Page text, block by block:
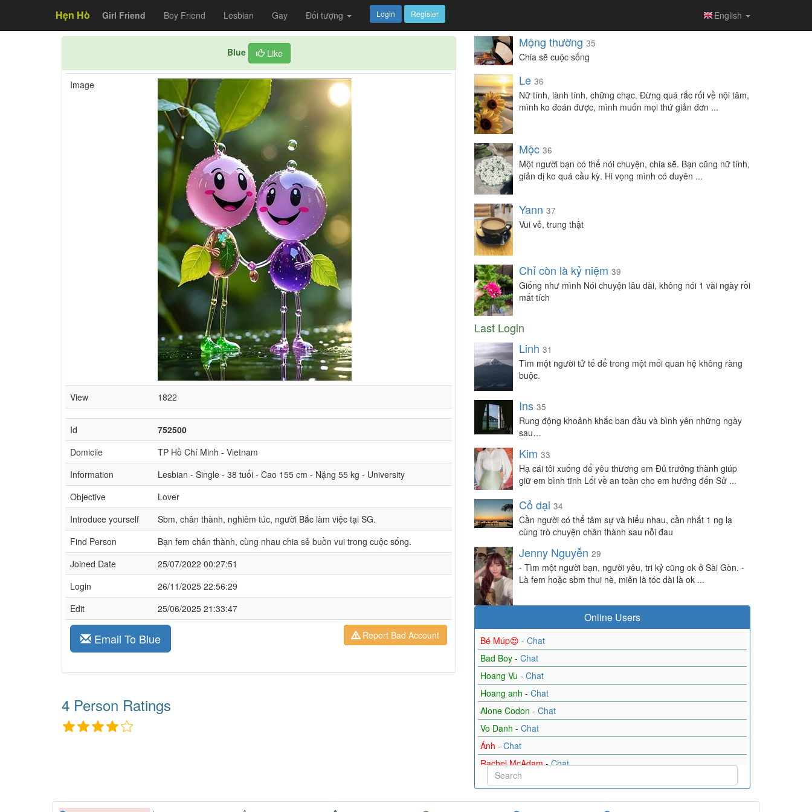
Hẹn Hò Girl Friend Boy Friend Lesbian Gay Đối tượng Login Register English
Blue Like
Image
View 1822
Id
752500
Domicile
TP Hồ Chí Minh - Vietnam
Information
Lesbian - Single - 38 tuổi - Cao 155 cm - Nặng 55 kg - University
Objective
Lover
Introduce yourself
Sbm, chân thành, nghiêm túc, người Bắc làm việc tại SG.
Find Person
Bạn fem chân thành, cùng nhau chia sẻ buồn vui trong cuộc sống.
Joined Date
25/07/2022 00:27:51
Login
26/11/2025 22:56:29
Edit
25/06/2025 21:33:47
Email To Blue Report Bad Account
4 Person Ratings
Mộng thường 35
Chia sẽ cuộc sống
Le 36
Nữ tính, lành tính, chững chạc. Đừng quá rắc rối về nội tâm,
mình ko đoán được, mình muốn mọi thứ giản đơn ...
Mộc 36
Một người bạn có thể nói chuyện, chia sẽ. Bạn cũng nữ tính,
giản dị ko quá cầu kỳ. Hi vọng mình có duyên ...
Yann 37
Vui vẻ, trung thật
Chỉ còn là kỷ niệm 39
Giống như mình Nói chuyện lâu dài, không nói 1 vài ngày rồi
mất tích
Last Login
Linh 31
Tìm một người tử tế để trong một mối quan hệ không ràng
buộc.
Ins 35
Rung động khoảnh khắc ban đầu và bình yên những ngày
sau…
Kim 33
Hạ cái tôi xuống để yêu thương em Đủ trưởng thành giúp
giữ em bình tĩnh Lối về an toàn cho em hướng đến Sử ...
Cỏ dại 34
Cần người có thể tâm sự và hiểu nhau, cần nhất 1 ng lạ
cùng trò chuyện chân thành sau nỗi đau
Jenny Nguyễn 29
- Tìm một người bạn, người yêu, tri kỷ cũng ok ở Sài Gòn. -
Là fem hoặc sbm thui nè, miễn là tóc dài là ok ...
Online Users
Bé Múp😍 - Chat
Bad Boy - Chat
Hoang Vu - Chat
Hoang anh - Chat
Alone Codon - Chat
Vo Danh - Chat
Ánh - Chat
Rachel McAdam-Chat
Pham Lena